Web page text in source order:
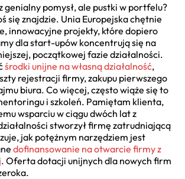
genialny pomysł, ale pustki w portfelu?
się znajdzie. Unia Europejska chętnie
innowacyjne projekty, które dopiero
dla start-upów koncentrują się na
początkowej fazie działalności.
środki unijne na własną działalność,
rejestracji firmy, zakupu pierwszego
biura. Co więcej, często wiąże się to
i szkoleń. Pamiętam klienta,
wsparciu w ciągu dwóch lat z
stworzył firmę zatrudniającą
jak potężnym narzędziem jest
dofinansowanie na otwarcie firmy z
. Oferta dotacji unijnych dla nowych firm